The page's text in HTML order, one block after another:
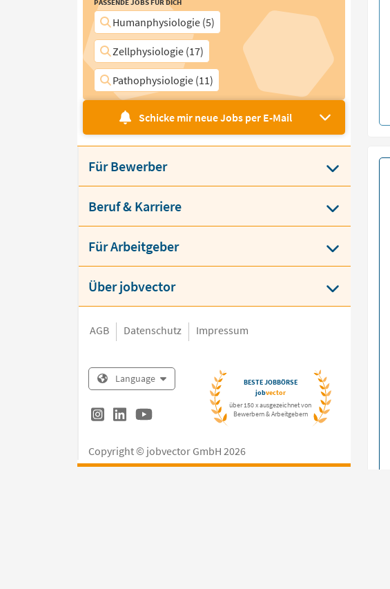
Humanphysiologie (5)
Zellphysiologie (17)
Pathophysiologie (11)
Schicke mir neue Jobs per E-Mail
Für Bewerber
Beruf & Karriere
Für Arbeitgeber
Über jobvector
AGB Datenschutz Impressum
Language
BESTE JOBBÖRSE
jobvector
über 150 x ausgezeichnet von
Bewerbern & Arbeitgebern
Copyright © jobvector GmbH 2026